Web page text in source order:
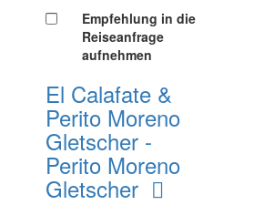
Empfehlung in die
Reiseanfrage
aufnehmen
El Calafate &
Perito Moreno
Gletscher -
Perito Moreno
Gletscher